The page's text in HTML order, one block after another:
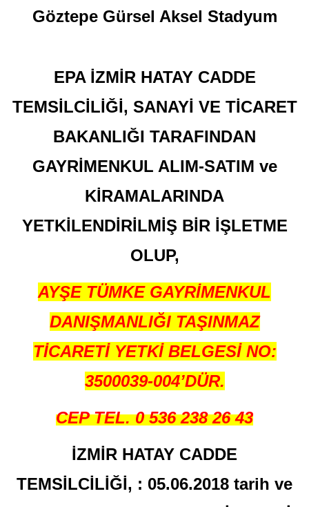
Göztepe Gürsel Aksel Stadyum
EPA İZMİR HATAY CADDE
TEMSİLCİLİĞİ, SANAYİ VE TİCARET
BAKANLIĞI TARAFINDAN
GAYRİMENKUL ALIM-SATIM ve
KİRAMALARINDA
YETKİLENDİRİLMİŞ BİR İŞLETME
OLUP,
AYŞE TÜMKE GAYRİMENKUL
DANIŞMANLIĞI TAŞINMAZ
TİCARETİ YETKİ BELGESİ NO:
3500039-004’DÜR.
CEP TEL. 0 536 238 26 43
İZMİR HATAY CADDE
TEMSİLCİLİĞİ, : 05.06.2018 tarih ve